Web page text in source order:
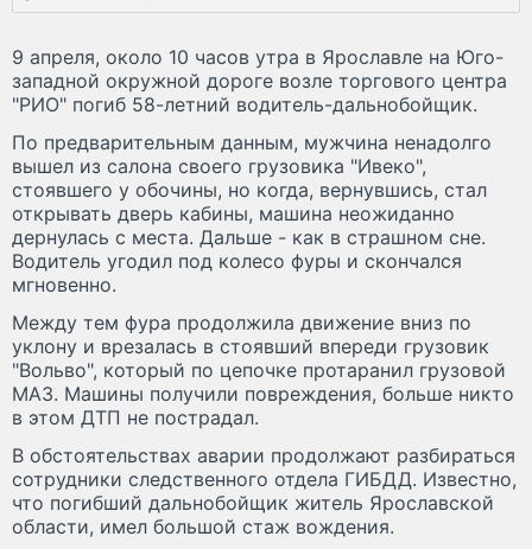
9 апреля, около 10 часов утра в Ярославле на Юго-
западной окружной дороге возле торгового центра
"РИО" погиб 58-летний водитель-дальнобойщик.
По предварительным данным, мужчина ненадолго
вышел из салона своего грузовика "Ивеко",
стоявшего у обочины, но когда, вернувшись, стал
открывать дверь кабины, машина неожиданно
дернулась с места. Дальше - как в страшном сне.
Водитель угодил под колесо фуры и скончался
мгновенно.
Между тем фура продолжила движение вниз по
уклону и врезалась в стоявший впереди грузовик
"Вольво", который по цепочке протаранил грузовой
МАЗ. Машины получили повреждения, больше никто
в этом ДТП не пострадал.
В обстоятельствах аварии продолжают разбираться
сотрудники следственного отдела ГИБДД. Известно,
что погибший дальнобойщик житель Ярославской
области, имел большой стаж вождения.